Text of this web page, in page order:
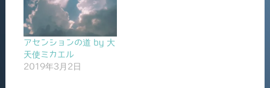
アセンションの道 by 大
天使ミカエル
2019年3月2日